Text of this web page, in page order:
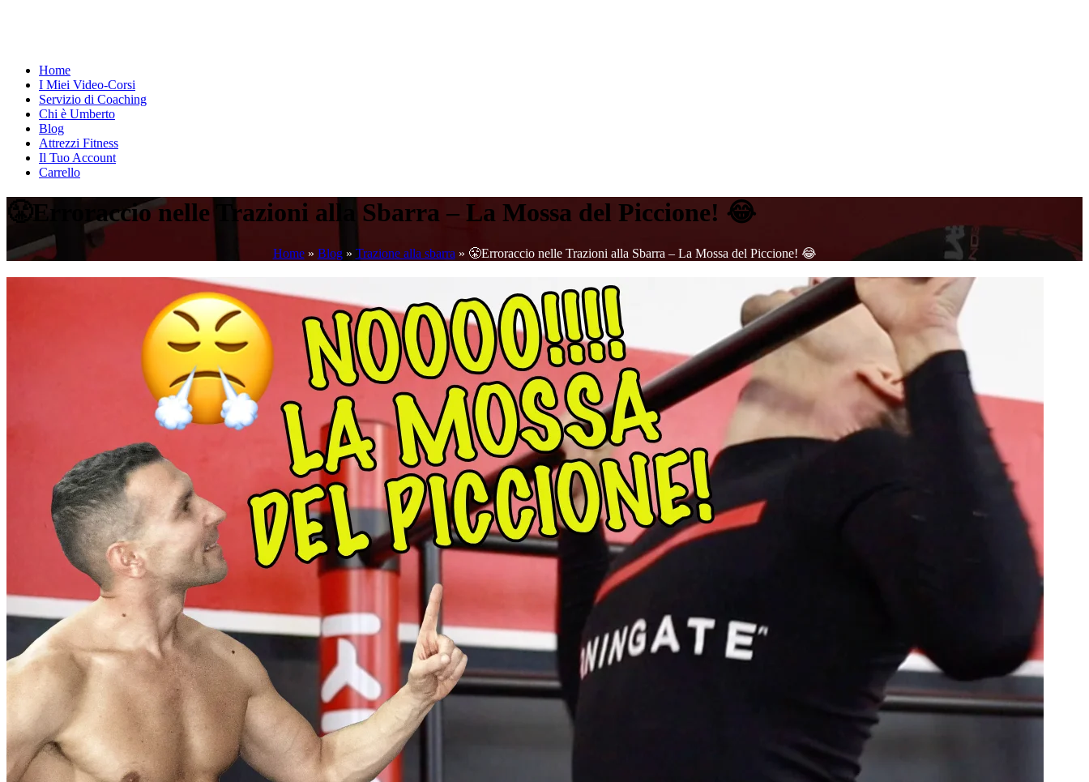
Home
I Miei Video-Corsi
Servizio di Coaching
Chi è Umberto
Blog
Attrezzi Fitness
Il Tuo Account
Carrello
😤Erroraccio nelle Trazioni alla Sbarra – La Mossa del Piccione! 😂
Home» Blog» Trazione alla sbarra » 😤Erroraccio nelle Trazioni alla Sbarra – La Mossa del Piccione! 😂